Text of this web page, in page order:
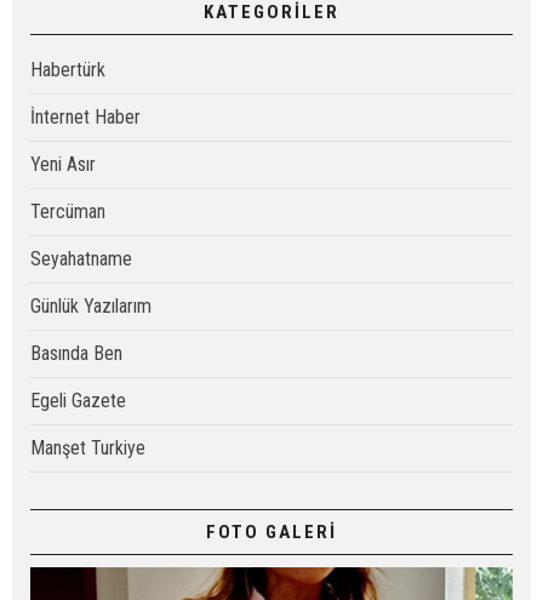
KATEGORİLER
Habertürk
İnternet Haber
Yeni Asır
Tercüman
Seyahatname
Günlük Yazılarım
Basında Ben
Egeli Gazete
Manşet Turkiye
FOTO GALERİ